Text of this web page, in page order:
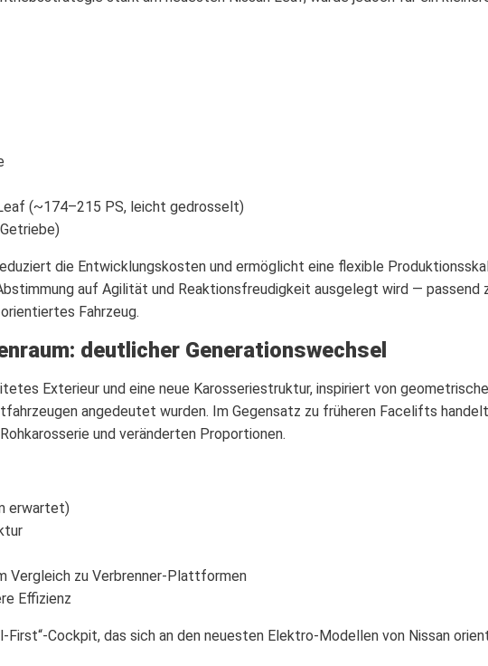
(~174–215 PS, leicht gedrosselt)
die Entwicklungskosten und ermöglicht eine flexible
auf Agilität und Reaktionsfreudigkeit ausgelegt wird — passend
Fahrzeug.
deutlicher Generationswechsel
Exterieur und eine neue Karosseriestruktur, inspiriert von
angedeutet wurden. Im Gegensatz zu früheren Facelifts
und veränderten Proportionen.
erwartet)
Vergleich zu Verbrenner-Plattformen
Effizienz
First“-Cockpit, das sich an den neuesten Elektro-Modellen von Nissan